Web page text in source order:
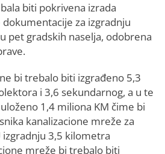
biti pokrivena izrada
za izgradnju
pet gradskih naselja, odobrena
bi trebalo biti izgrađeno 5,3
i 3,6 sekundarnog, a u te
1,4 miliona KM čime bi
kanalizacione mreže za
3,5 kilometra
mreže bi trebalo biti